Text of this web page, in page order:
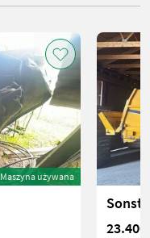
Maszyna używana
23.400